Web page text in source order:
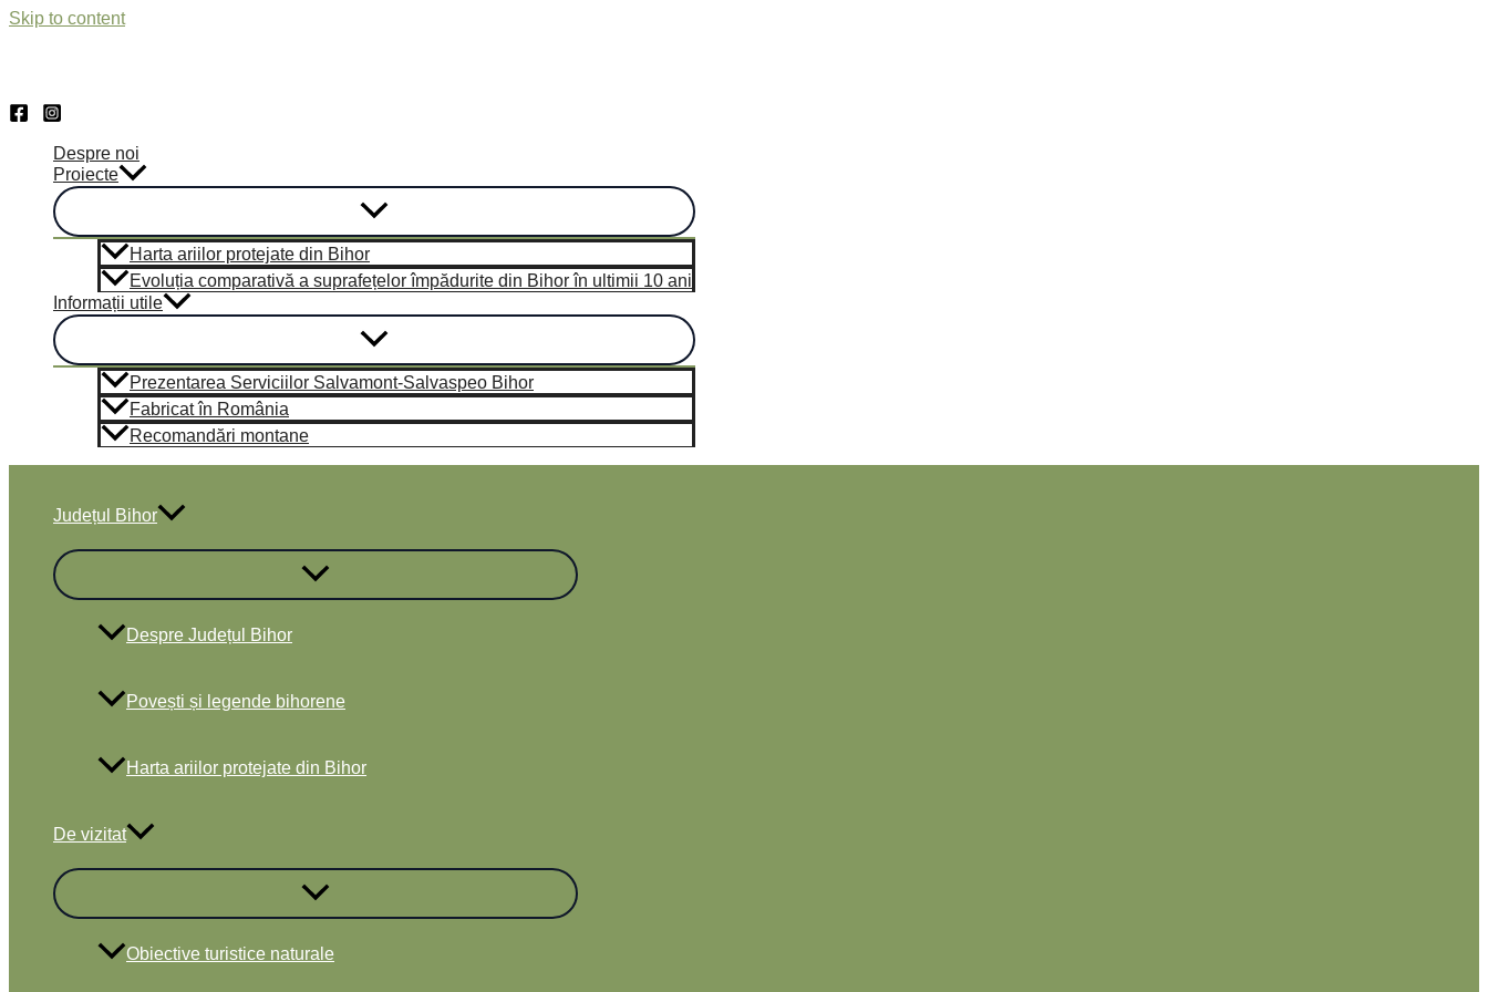
Skip to content
Despre noi
Proiecte
Harta ariilor protejate din Bihor
Evoluția comparativă a suprafețelor împădurite din Bihor în ultimii 10 ani
Informații utile
Prezentarea Serviciilor Salvamont-Salvaspeo Bihor
Fabricat în România
Recomandări montane
Județul Bihor
Despre Județul Bihor
Povești și legende bihorene
Harta ariilor protejate din Bihor
De vizitat
Obiective turistice naturale